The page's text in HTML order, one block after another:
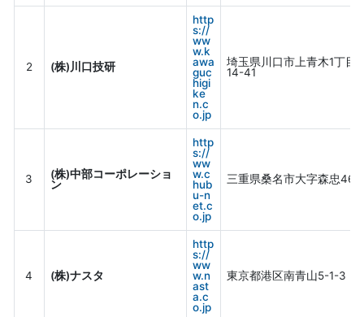
2 (株)川口技研
http
s://
ww
w.k
awa
guc
higi
ke
n.c
o.jp
埼玉県川口市上青木1丁目
14-41
3
(株)中部コーポレーショ
ン
http
s://
ww
w.c
hub
u-n
et.c
o.jp
三重県桑名市大字森忠463
4 (株)ナスタ
http
s://
ww
w.n
ast
a.c
o.jp
東京都港区南青山5-1-3